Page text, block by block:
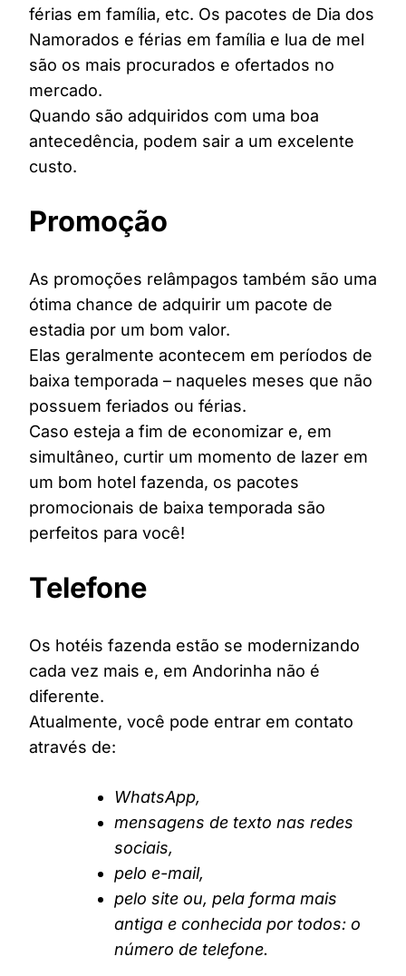
férias em família, etc. Os pacotes de Dia dos
Namorados e férias em família e lua de mel
são os mais procurados e ofertados no
mercado.
Quando são adquiridos com uma boa
antecedência, podem sair a um excelente
custo.
Promoção
As promoções relâmpagos também são uma
ótima chance de adquirir um pacote de
estadia por um bom valor.
Elas geralmente acontecem em períodos de
baixa temporada – naqueles meses que não
possuem feriados ou férias.
Caso esteja a fim de economizar e, em
simultâneo, curtir um momento de lazer em
um bom hotel fazenda, os pacotes
promocionais de baixa temporada são
perfeitos para você!
Telefone
Os hotéis fazenda estão se modernizando
cada vez mais e, em Andorinha não é
diferente.
Atualmente, você pode entrar em contato
através de:
WhatsApp,
mensagens de texto nas redes
sociais,
pelo e-mail,
pelo site ou, pela forma mais
antiga e conhecida por todos: o
número de telefone.